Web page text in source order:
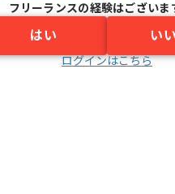
フリーランスの経験はございま
はい い
ログインはこちら